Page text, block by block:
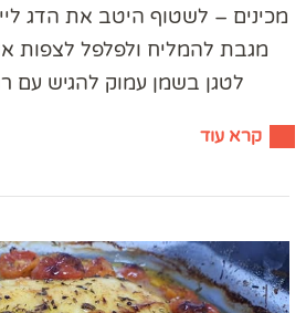
מכינים – לשטוף היטב את הדג
מגבת להמליח ולפלפל לצפות
לטגן בשמן עמוק להגיש עם
קרא עוד